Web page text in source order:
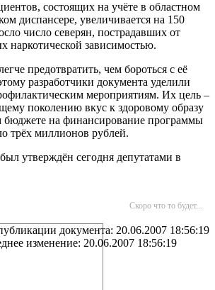
состоящих на учёте в областном
диспансере, увеличивается на 150
число северян, пострадавших от
наркотической зависимостью.
предотвратить, чем бороться с её
разработчики документа уделили
мероприятиям. Их цель –
поколению вкус к здоровому образу
бюджете на финансирование программы
трёх миллионов рублей.
утверждён сегодня депутатами в
Скоро что то будет...
документа: 20.06.2007 18:56:19
изменение: 20.06.2007 18:56:19